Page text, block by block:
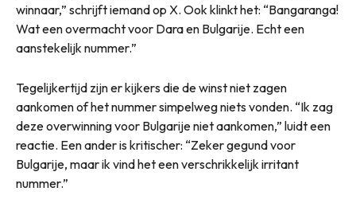
winnaar,” schrijft iemand op X. Ook klinkt het: “Bangaranga!
Wat een overmacht voor Dara en Bulgarije. Echt een
aanstekelijk nummer.”
Tegelijkertijd zijn er kijkers die de winst niet zagen
aankomen of het nummer simpelweg niets vonden. “Ik zag
deze overwinning voor Bulgarije niet aankomen,” luidt een
reactie. Een ander is kritischer: “Zeker gegund voor
Bulgarije, maar ik vind het een verschrikkelijk irritant
nummer.”